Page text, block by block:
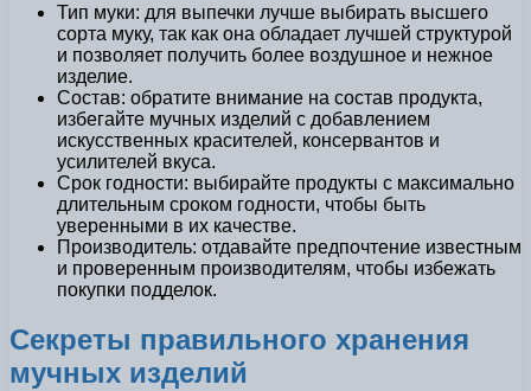
Тип муки: для выпечки лучше выбирать высшего
сорта муку, так как она обладает лучшей структурой
и позволяет получить более воздушное и нежное
изделие.
Состав: обратите внимание на состав продукта,
избегайте мучных изделий с добавлением
искусственных красителей, консервантов и
усилителей вкуса.
Срок годности: выбирайте продукты с максимально
длительным сроком годности, чтобы быть
уверенными в их качестве.
Производитель: отдавайте предпочтение известным
и проверенным производителям, чтобы избежать
покупки подделок.
Секреты правильного хранения
мучных изделий